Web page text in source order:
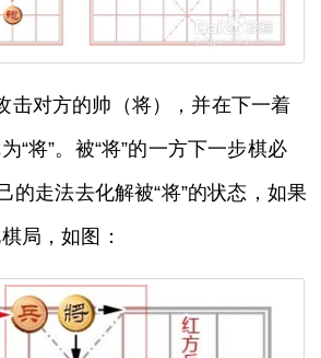
击对方的帅（将），并在下一着
“将”。被“将”的一方下一步棋必
的走法去化解被“将”的状态，如果
局，如图：